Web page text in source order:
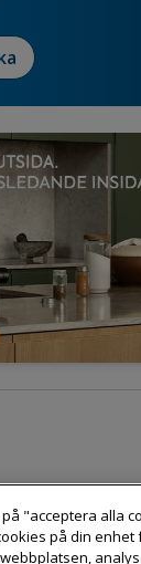
"acceptera alla
på din